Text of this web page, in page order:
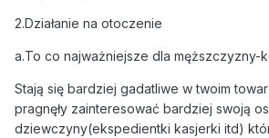
2.Działanie na otoczenie
a.To co najważniejsze dla męższczyzny-
Stają się bardziej gadatliwe w twoim
pragnęły zainteresować bardziej swoją
dziewczyny(ekspedientki kasjerki itd)